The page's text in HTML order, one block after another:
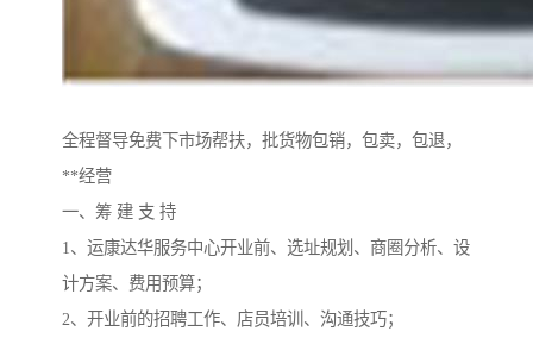
全程督导免费下市场帮扶，批货物包销，包卖，包退，
**经营
一、筹 建 支 持
1、运康达华服务中心开业前、选址规划、商圈分析、设
计方案、费用预算；
2、开业前的招聘工作、店员培训、沟通技巧；